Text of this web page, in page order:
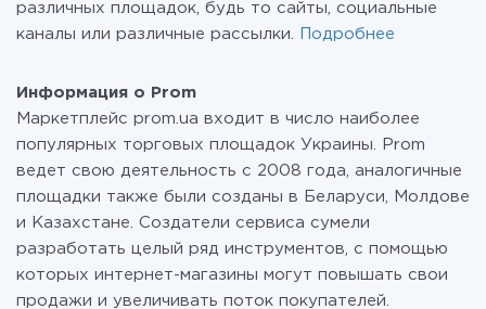
различных площадок, будь то сайты, социальные
каналы или различные рассылки.
Подробнее
Информация о Prom
Маркетплейс prom.ua входит в число наиболее
популярных торговых площадок Украины. Prom
ведет свою деятельность с 2008 года, аналогичные
площадки также были созданы в Беларуси, Молдове
и Казахстане. Создатели сервиса сумели
разработать целый ряд инструментов, с помощью
которых интернет-магазины могут повышать свои
продажи и увеличивать поток покупателей.